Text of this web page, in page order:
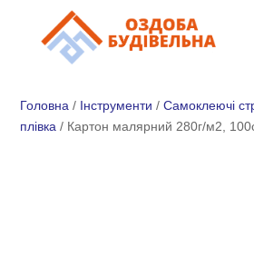
⚡
Головна / Інструменти /Самоклеючі
плівка / Картон малярний 280г/м2,